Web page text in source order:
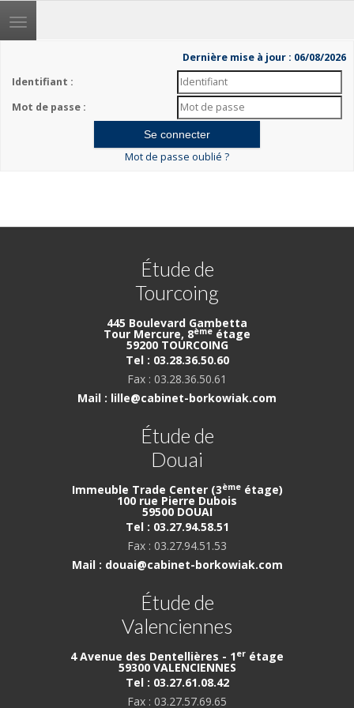
Toggle
navigation
Dernière mise à jour : 06/08/2026
Identifiant :
Mot de passe :
Mot de passe oublié ?
Étude de
Tourcoing
445 Boulevard Gambetta
Tour Mercure, 8ème étage
59200 TOURCOING
Tel : 03.28.36.50.60
Fax : 03.28.36.50.61
Mail : lille@cabinet-borkowiak.com
Étude de
Douai
Immeuble Trade Center (3èmeétage)
100 rue Pierre Dubois
59500 DOUAI
Tel : 03.27.94.58.51
Fax : 03.27.94.51.53
Mail : douai@cabinet-borkowiak.com
Étude de
Valenciennes
4 Avenue des Dentellières - 1er étage
59300 VALENCIENNES
Tel : 03.27.61.08.42
Fax : 03.27.57.69.65